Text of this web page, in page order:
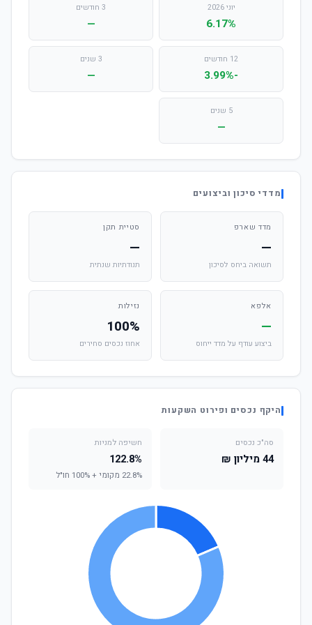
יוני 2026
6.17%
3 חודשים
—
12 חודשים
-3.99%
3 שנים
—
5 שנים
—
מדדי סיכון וביצועים
מדד שארפ
—
תשואה ביחס לסיכון
סטיית תקן
—
תנודתיות שנתית
אלפא
—
ביצוע עודף על מדד ייחוס
נזילות
100%
אחוז נכסים סחירים
היקף נכסים ופירוט השקעות
סה"כ נכסים
44 מיליון ₪
חשיפה למניות
122.8%
22.8% מקומי + 100% חו"ל